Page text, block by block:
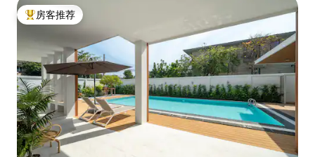
热门「房客推荐」
房客推荐